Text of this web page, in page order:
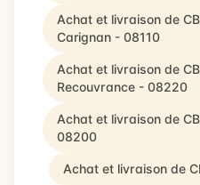
Achat et livraison de
Carignan - 08110
Achat et livraison de
Recouvrance - 08220
Achat et livraison de
08200
Achat et livraison de